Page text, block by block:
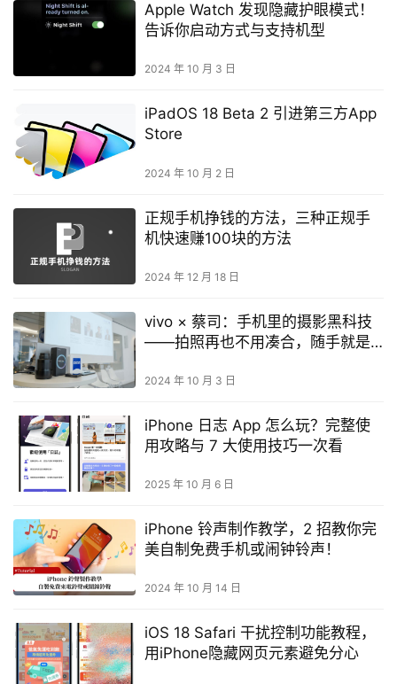
Apple Watch 发现隐藏护眼模式！
告诉你启动方式与支持机型
2024 年 10 月 3 日
iPadOS 18 Beta 2 引进第三方App
Store
2024 年 10 月 2 日
正规手机挣钱的方法，三种正规手
机快速赚100块的方法
2024 年 12 月 18 日
vivo × 蔡司：手机里的摄影黑科技
——拍照再也不用凑合，随手就是
2024 年 10 月 3 日
iPhone 日志 App 怎么玩？完整使
用攻略与 7 大使用技巧一次看
2025 年 10 月 6 日
iPhone 铃声制作教学，2 招教你完
美自制免费手机或闹钟铃声！
2024 年 10 月 14 日
iOS 18 Safari 干扰控制功能教程，
用iPhone隐藏网页元素避免分心